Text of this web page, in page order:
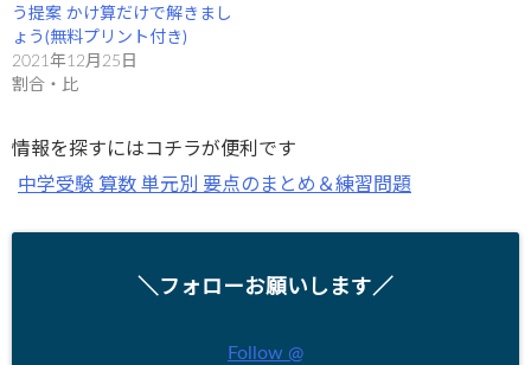
う提案 かけ算だけで解きまし
ょう(無料プリント付き)
2021年12月25日
割合・比
情報を探すにはコチラが便利です
中学受験 算数 単元別 要点のまとめ＆練習問題
＼フォローお願いします／
Follow @